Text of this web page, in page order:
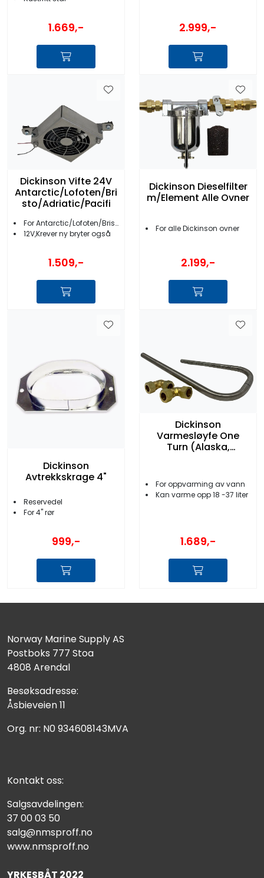
1.669,- 2.999,-
Dickinson Vifte 24V
Antarctic/Lofoten/Bri
sto/Adriatic/Pacifi
For Antarctic/Lofoten/Bristol/Adriatic/Pacific
12V,Krever ny bryter også
1.509,-
Dickinson Dieselfilter
m/Element Alle Ovner
For alle Dickinson ovner
2.199,-
Dickinson
Avtrekkskrage 4"
Reservedel
For 4'' rør
999,-
Dickinson
Varmesløyfe One
Turn (Alaska,
For oppvarming av vann
Kan varme opp 18 -37 liter
1.689,-
Norway Marine Supply AS
Postboks 777 Stoa
4808 Arendal
Besøksadresse:
Åsbieveien 11
Org. nr: N0 934608143MVA
Kontakt oss:
Salgsavdelingen:
37 00 03 50
salg@nmsproff.no
www.nmsproff.no
YRKESBÅT 2022